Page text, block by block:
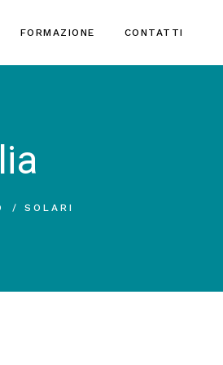
FORMAZIONE CONTATTI
SOLARI